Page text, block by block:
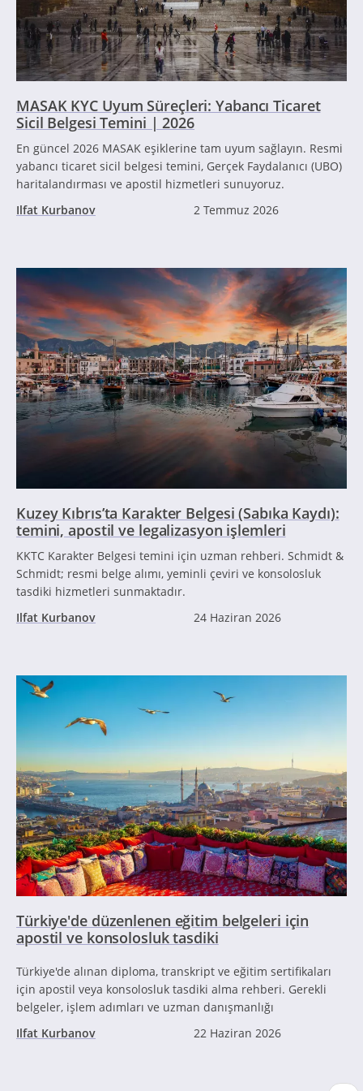
MASAK KYC Uyum Süreçleri: Yabancı Ticaret
Sicil Belgesi Temini | 2026
En güncel 2026 MASAK eşiklerine tam uyum sağlayın. Resmi
yabancı ticaret sicil belgesi temini, Gerçek Faydalanıcı (UBO)
haritalandırması ve apostil hizmetleri sunuyoruz.
Ilfat Kurbanov
2 Temmuz 2026
Kuzey Kıbrıs’ta Karakter Belgesi (Sabıka Kaydı):
temini, apostil ve legalizasyon işlemleri
KKTC Karakter Belgesi temini için uzman rehberi. Schmidt &
Schmidt; resmi belge alımı, yeminli çeviri ve konsolosluk
tasdiki hizmetleri sunmaktadır.
Ilfat Kurbanov
24 Haziran 2026
Türkiye'de düzenlenen eğitim belgeleri için
apostil ve konsolosluk tasdiki
Türkiye'de alınan diploma, transkript ve eğitim sertifikaları
için apostil veya konsolosluk tasdiki alma rehberi. Gerekli
belgeler, işlem adımları ve uzman danışmanlığı
Ilfat Kurbanov
22 Haziran 2026